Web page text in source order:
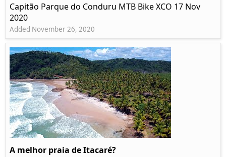
Capitão Parque do Conduru MTB Bike XCO 17 Nov
2020
Added November 26, 2020
A melhor praia de Itacaré?